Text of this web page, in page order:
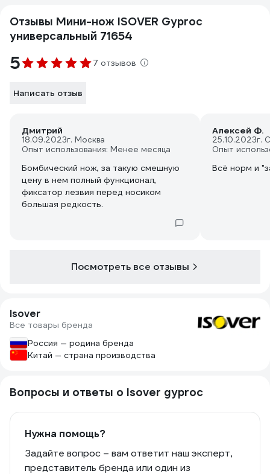
Отзывы Мини-нож ISOVER Gyproc
универсальный 71654
5 7 отзывов
Написать отзыв
Дмитрий
18.09.2023г. Москва
Опыт использования: Менее месяца
Бомбический нож, за такую смешную
цену в нем полный функционал,
фиксатор лезвия перед носиком
большая редкость.
Алексей Ф.
25.10.2023г.
Опыт
Всё норм и
Посмотреть все отзывы
Isover
Все товары бренда
Россия — родина бренда
Китай — страна производства
Вопросы и ответы о Isover gyproc
Нужна помощь?
Задайте вопрос – вам ответит наш эксперт,
представитель бренда или один из